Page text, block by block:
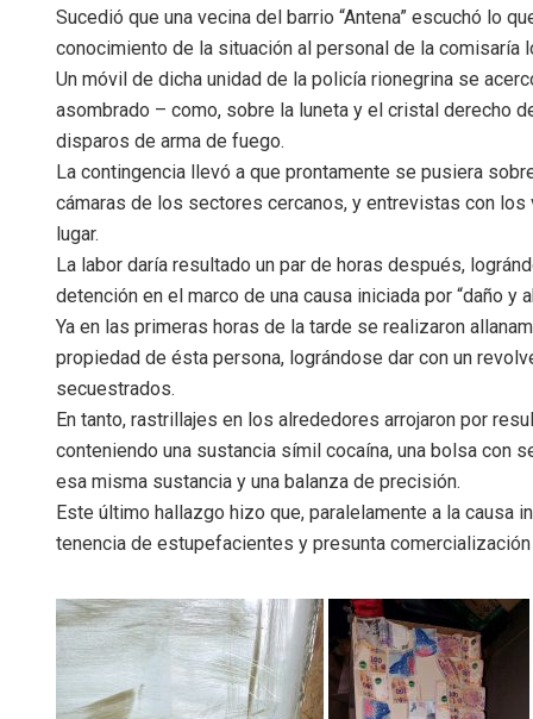
Sucedió que una vecina del barrio “Antena” escuchó lo
conocimiento de la situación al personal de la comisaría
Un móvil de dicha unidad de la policía rionegrina se
asombrado – como, sobre la luneta y el cristal derecho
disparos de arma de fuego.
La contingencia llevó a que prontamente se pusiera
cámaras de los sectores cercanos, y entrevistas con
lugar.
La labor daría resultado un par de horas después,
detención en el marco de una causa iniciada por “daño y
Ya en las primeras horas de la tarde se realizaron
propiedad de ésta persona, lográndose dar con un
secuestrados.
En tanto, rastrillajes en los alrededores arrojaron por
conteniendo una sustancia símil cocaína, una bolsa con
esa misma sustancia y una balanza de precisión.
Este último hallazgo hizo que, paralelamente a la causa
tenencia de estupefacientes y presunta